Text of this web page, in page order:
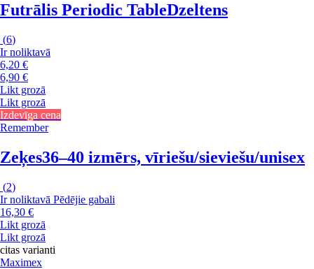
Futrālis Periodic TableDzeltens
(6)
Ir noliktavā
6,20 €
6,90 €
Likt grozā
Likt grozā
Izdevīga cena
Remember
Zeķes36–40 izmērs, vīriešu/sieviešu/unisex
(2)
Ir noliktavā Pēdējie gabali
16,30 €
Likt grozā
Likt grozā
citas varianti
Maximex